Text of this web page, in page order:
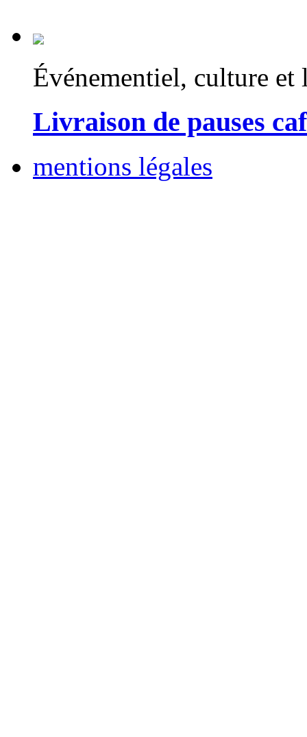
Événementiel, culture et
Livraison de pauses
mentions légales